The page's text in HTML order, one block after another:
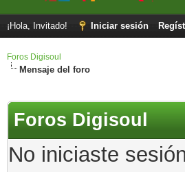
¡Hola, Invitado! Iniciar sesión
Foros Digisoul
Mensaje del foro
Foros Digisoul
No iniciaste